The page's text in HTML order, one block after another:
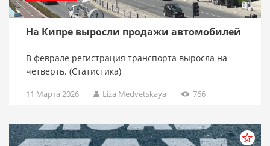
На Кипре выросли продажи автомобилей
В феврале регистрация транспорта выросла на
четверть. (Статистика)
11 Марта 2026 Liza Medvetskaya 766